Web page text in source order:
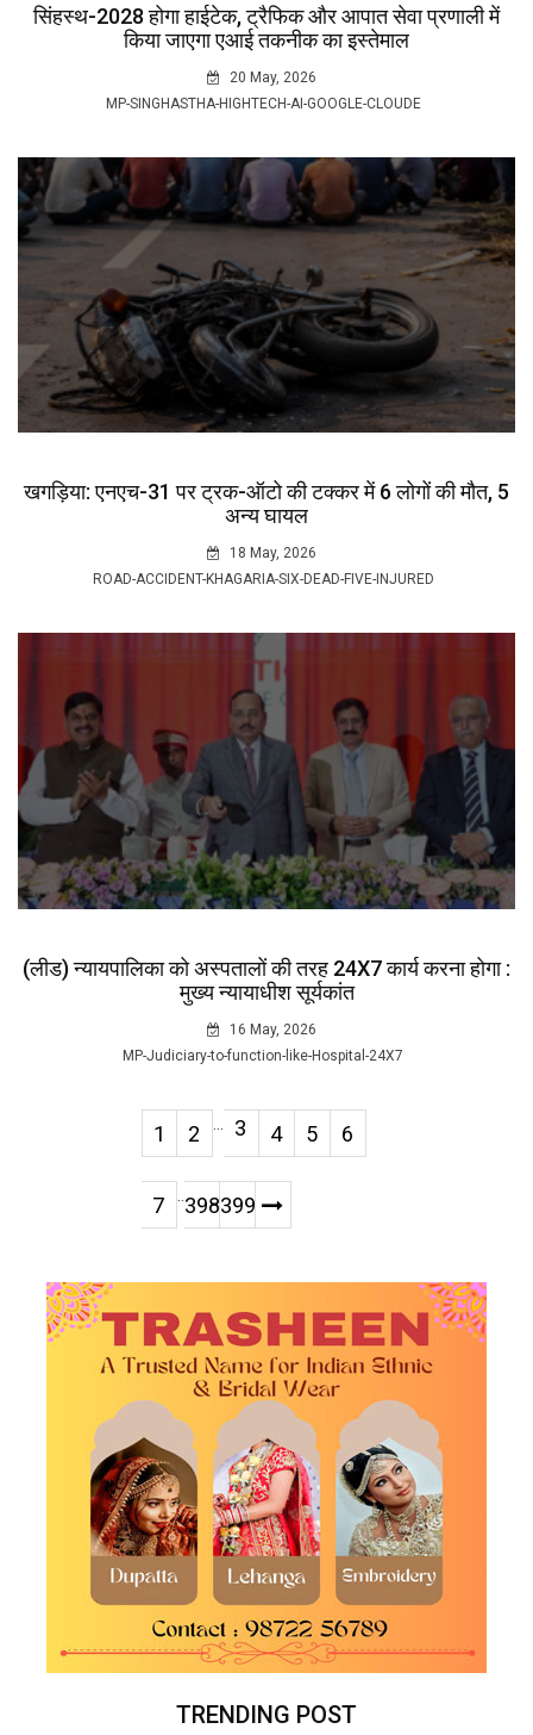
सिंहस्थ-2028 होगा हाईटेक, ट्रैफिक और आपात सेवा प्रणाली में
किया जाएगा एआई तकनीक का इस्तेमाल
20 May, 2026
MP-SINGHASTHA-HIGHTECH-AI-GOOGLE-CLOUDE
खगड़िया: एनएच-31 पर ट्रक-ऑटो की टक्कर में 6 लोगों की मौत, 5
अन्य घायल
18 May, 2026
ROAD-ACCIDENT-KHAGARIA-SIX-DEAD-FIVE-INJURED
(लीड) न्यायपालिका को अस्पतालों की तरह 24X7 कार्य करना होगा :
मुख्य न्यायाधीश सूर्यकांत
16 May, 2026
MP-Judiciary-to-function-like-Hospital-24X7
1 2 ... 3 4 5 6
7 ..398399
TRENDING POST